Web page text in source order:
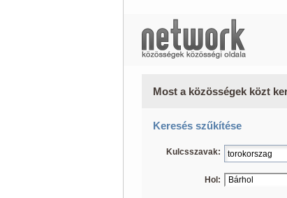
Most a közösségek közt
Keresés szűkítése
Kulcsszavak:
Hol: